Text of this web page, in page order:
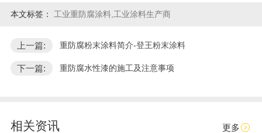
本文标签： 工业重防腐涂料,工业涂料生产商
上一篇: 重防腐粉末涂料简介-登王粉末涂料
下一篇: 重防腐水性漆的施工及注意事项
相关资讯 更多